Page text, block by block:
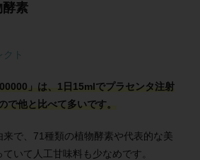
酵素
ト
」は、1日15mlでプラセンタ注射
で他と比べて多いです。
で、71種類の植物酵素や代表的な美
いて人工甘味料も少なめです。